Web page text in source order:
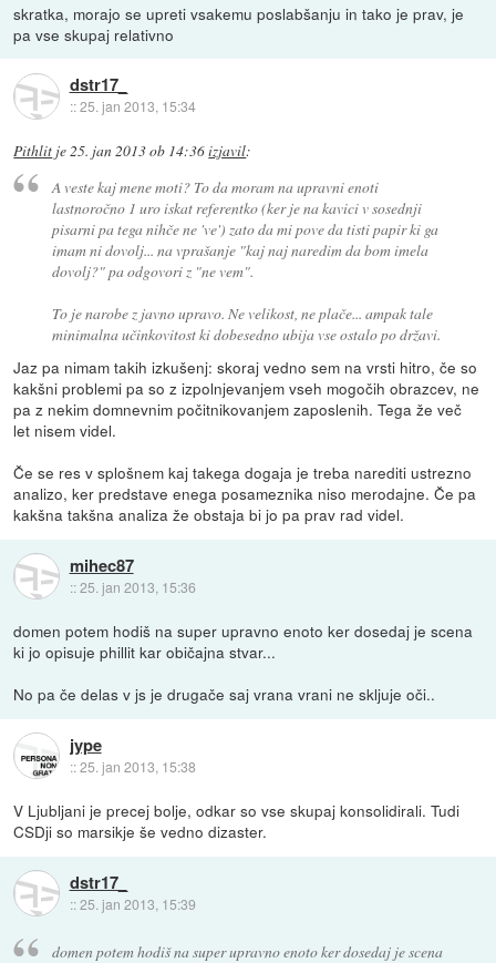
skratka, morajo se upreti vsakemu poslabšanju in tako je prav, je
pa vse skupaj relativno
dstr17_
::25. jan 2013, 15:34
Pithlit je25. jan 2013 ob 14:36izjavil:
A veste kaj mene moti? To da moram na upravni enoti
lastnoročno 1 uro iskat referentko (ker je na kavici v sosednji
pisarni pa tega nihče ne 've') zato da mi pove da tisti papir ki ga
imam ni dovolj... na vprašanje "kaj naj naredim da bom imela
dovolj?" pa odgovori z "ne vem".
To je narobe z javno upravo. Ne velikost, ne plače... ampak tale
minimalna učinkovitost ki dobesedno ubija vse ostalo po državi.
Jaz pa nimam takih izkušenj: skoraj vedno sem na vrsti hitro, če so
kakšni problemi pa so z izpolnjevanjem vseh mogočih obrazcev, ne
pa z nekim domnevnim počitnikovanjem zaposlenih. Tega že več
let nisem videl.
Če se res v splošnem kaj takega dogaja je treba narediti ustrezno
analizo, ker predstave enega posameznika niso merodajne. Če pa
kakšna takšna analiza že obstaja bi jo pa prav rad videl.
mihec87
::25. jan 2013, 15:36
domen potem hodiš na super upravno enoto ker dosedaj je scena
ki jo opisuje phillit kar običajna stvar...
No pa če delas v js je drugače saj vrana vrani ne skljuje oči..
jype
::25. jan 2013, 15:38
V Ljubljani je precej bolje, odkar so vse skupaj konsolidirali. Tudi
CSDji so marsikje še vedno dizaster.
dstr17_
::25. jan 2013, 15:39
domen potem hodiš na super upravno enoto ker dosedaj je scena